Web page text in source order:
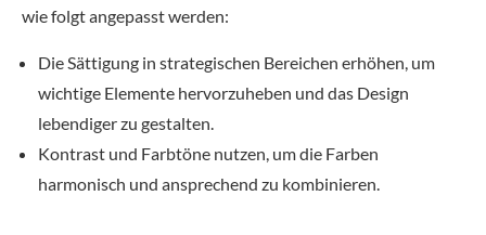
wie folgt angepasst werden:
Die Sättigung in strategischen Bereichen erhöhen, um
wichtige Elemente hervorzuheben und das Design
lebendiger zu gestalten.
Kontrast und Farbtöne nutzen, um die Farben
harmonisch und ansprechend zu kombinieren.